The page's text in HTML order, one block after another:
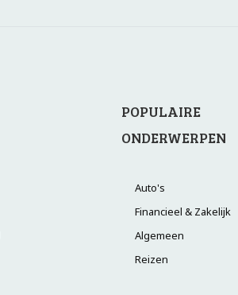
POPULAIRE
ONDERWERPEN
Auto's
Financieel & Zakelijk
Algemeen
Reizen